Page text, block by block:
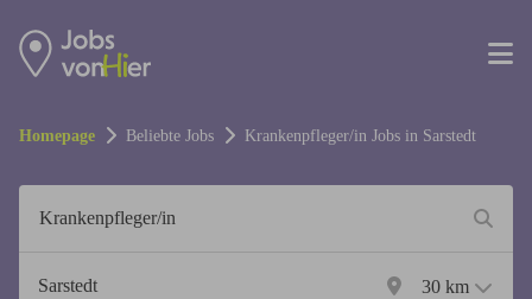
Homepage Beliebte Jobs Krankenpfleger/in Jobs in Sarstedt
30 km